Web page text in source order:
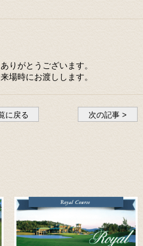
りがとうございます。
場時にお渡しします。
に戻る 次の記事 >